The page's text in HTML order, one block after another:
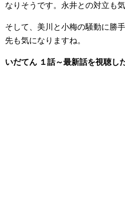
なりそうです。永井との対立も気
そして、美川と小梅の騒動に勝
先も気になりますね。
いだてん １話～最新話を視聴し